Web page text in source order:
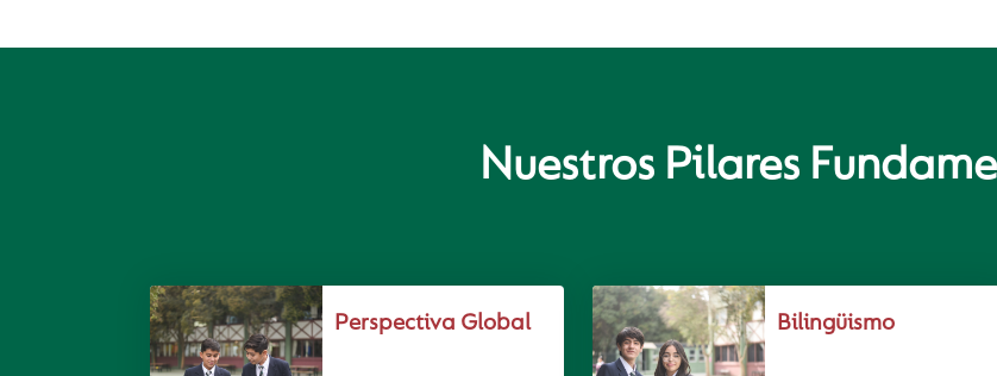
Nuestros Pilares
Perspectiva Global Bilingüismo